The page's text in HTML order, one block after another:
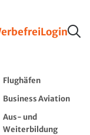
Login
Flughäfen
Business Aviation
Aus- und
Weiterbildung